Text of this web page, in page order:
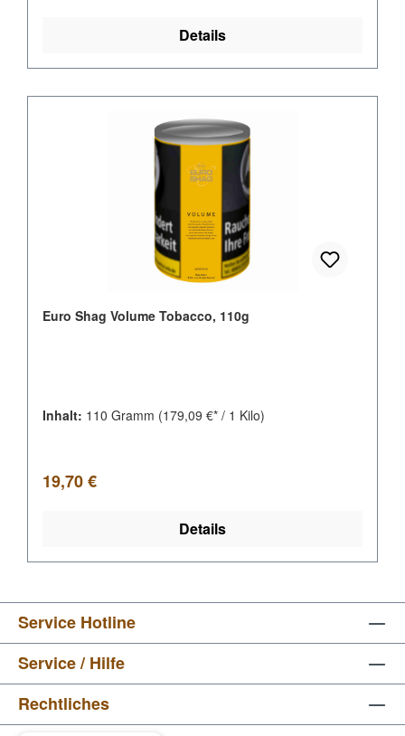
Details
Euro Shag Volume Tobacco, 110g
Inhalt: 110 Gramm (179,09 €* / 1 Kilo)
Regulärer Preis:
19,70 €
Details
Service Hotline
Service / Hilfe
Rechtliches